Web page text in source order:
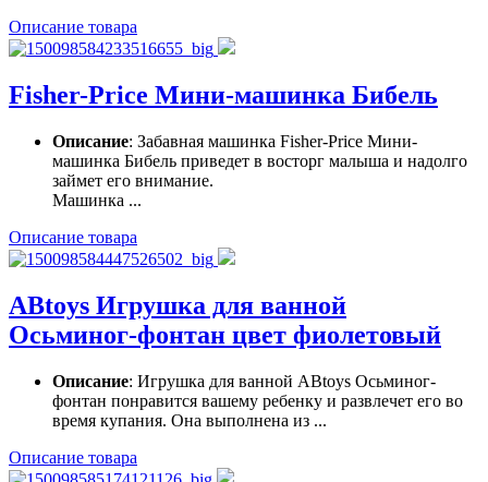
Описание товара
Fisher-Price Мини-машинка Бибель
Описание: Забавная машинка Fisher-Price Мини-
машинка Бибель приведет в восторг малыша и надолго
займет его внимание.
Машинка ...
Описание товара
ABtoys Игрушка для ванной
Осьминог-фонтан цвет фиолетовый
Описание: Игрушка для ванной ABtoys Осьминог-
фонтан понравится вашему ребенку и развлечет его во
время купания. Она выполнена из ...
Описание товара